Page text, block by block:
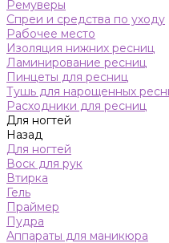
Ремуверы
Спреи и средства по уходу
Рабочее место
Изоляция нижних ресниц
Ламинирование ресниц
Пинцеты для ресниц
Тушь для нарощенных
Расходники для ресниц
Для ногтей
Назад
Для ногтей
Воск для рук
Втирка
Гель
Праймер
Пудра
Аппараты для маникюра